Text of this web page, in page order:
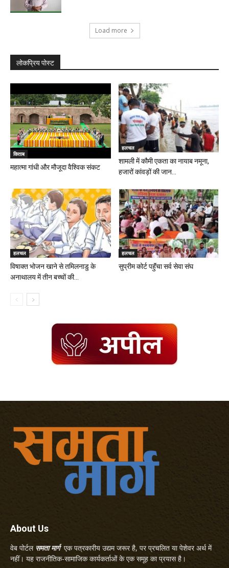
Load more
लोकप्रिय पोस्ट
किताब
महात्मा गांधी और मौजूदा वैश्विक संकट
हलचल
शामली में कौमी एकता का नायाब नमूना,
हजारों कांवड़ों की जान...
हलचल
विषाक्त भोजन खाने से तमिलनाडु के
अनाथालय में तीन बच्चों की...
हलचल
सुप्रीम कोर्ट पहुॅंचा सर्व सेवा संघ
About Us
वेब पोर्टल समता मार्गएक पत्रकारीय उद्यम जरूर है, पर प्रचलित या पेशेवर अर्थ में
नहीं। यह राजनीतिक-सामाजिक कार्यकर्ताओं के एक समूह का प्रयास है।